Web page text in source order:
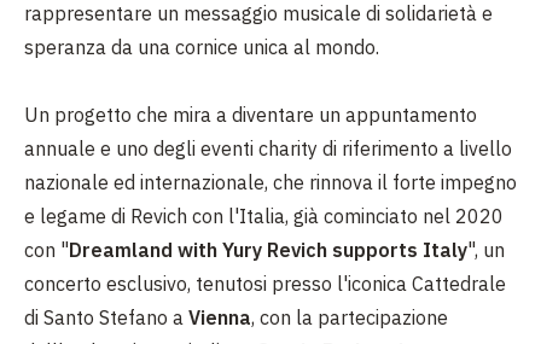
rappresentare un messaggio musicale di solidarietà e
speranza da una cornice unica al mondo.
Un progetto che mira a diventare un appuntamento
annuale e uno degli eventi charity di riferimento a livello
nazionale ed internazionale, che rinnova il forte impegno
e legame di Revich con l'Italia, già cominciato nel 2020
con "Dreamland with Yury Revich supports Italy", un
concerto esclusivo, tenutosi presso l'iconica Cattedrale
di Santo Stefano a Vienna, con la partecipazione